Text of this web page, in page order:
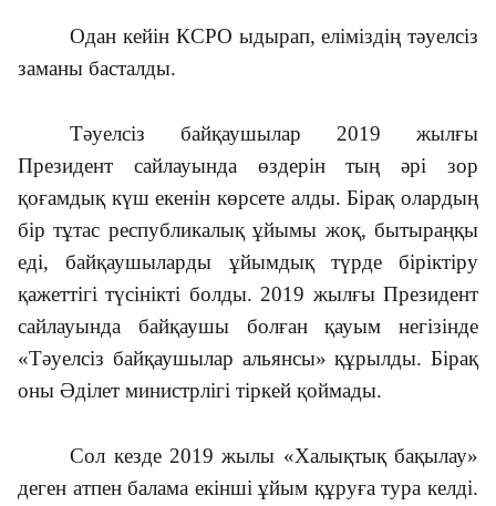
Одан кейін КСРО ыдырап, еліміздің тәуелсіз
заманы басталды.
Тәуелсіз байқаушылар 2019 жылғы
Президент сайлауында өздерін тың әрі зор
қоғамдық күш екенін көрсете алды. Бірақ олардың
бір тұтас республикалық ұйымы жоқ, бытыраңқы
еді, байқаушыларды ұйымдық түрде біріктіру
қажеттігі түсінікті болды. 2019 жылғы Президент
сайлауында байқаушы болған қауым негізінде
«Тәуелсіз байқаушылар альянсы» құрылды. Бірақ
оны Әділет министрлігі тіркей қоймады.
Сол кезде 2019 жылы «Халықтық бақылау»
деген атпен балама екінші ұйым құруға тура келді.